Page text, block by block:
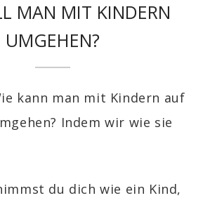
MAN MIT KINDERN
UMGEHEN?
kann man mit Kindern auf
Indem wir wie sie
du dich wie ein Kind,